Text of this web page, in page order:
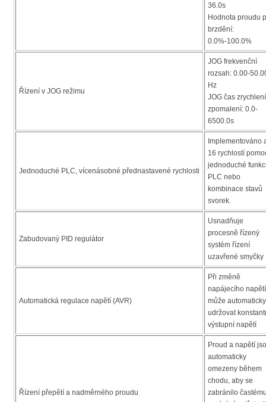
36.0s
Hodnota proudu
brzdění:
0.0%-100.0%
Řízení v JOG režimu
JOG frekvenční
rozsah: 0.00-
Hz
JOG čas
zpomalení: 0.0-
6500.0s
Jednoduché PLC, vícenásobné přednastavené rychlosti
Implementováno
16 rychlostí
jednoduché
PLC nebo
kombinace stavů
svorek.
Zabudovaný PID regulátor
Usnadňuje
procesně řízený
systém řízení
uzavřené smyčky
Automatická regulace napětí (AVR)
Při změně
napájecího napětí
může automaticky
udržovat
výstupní napětí
Řízení přepětí a nadměrného proudu
Proud a napětí
automaticky
omezeny během
chodu, aby se
zabránilo